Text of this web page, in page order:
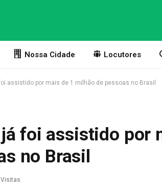
Nossa Cidade Locutores
foi assistido por mais de 1 milhão de pessoas no Brasil
já foi assistido por
no Brasil
Visitas